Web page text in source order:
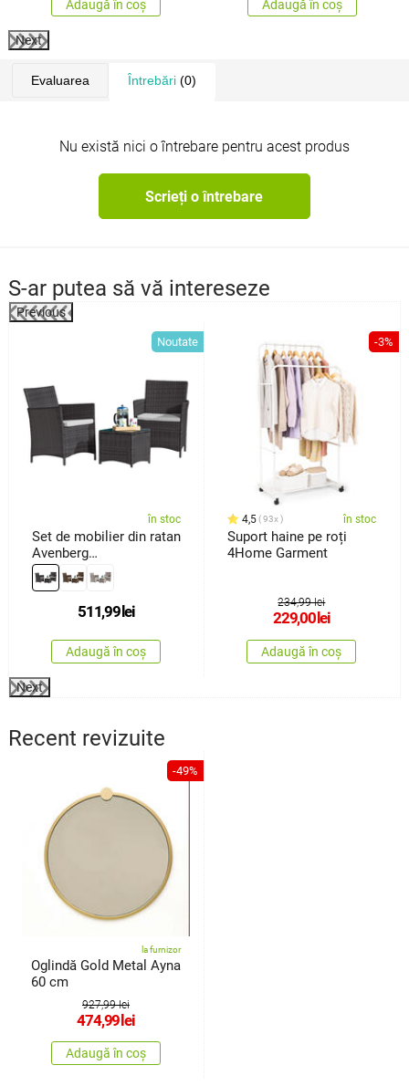
Adaugă în coș Adaugă în coș
Next
Evaluarea Întrebări(0)
Nu există nici o întrebare pentru acest produs
Scrieți o întrebare
S-ar putea să vă intereseze
Previous
Noutate
în stoc
Set de mobilier din ratan
Avenberg
Veneto,negru/gri
511,99 lei
Adaugă în coș
-3%
4,5 93x în stoc
Suport haine pe roți
4Home Garment
234,99 lei
229,00 lei
Adaugă în coș
Next
Recent revizuite
-49%
la furnizor
Oglindă Gold Metal Ayna
60 cm
927,99 lei
474,99lei
Adaugă în coș